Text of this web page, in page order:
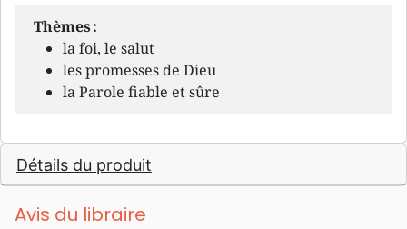
Thèmes :
la foi, le salut
les promesses de Dieu
la Parole fiable et sûre
Détails du produit
Avis du libraire